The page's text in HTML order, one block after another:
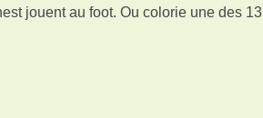
jouent au foot. Ou colorie une des 13